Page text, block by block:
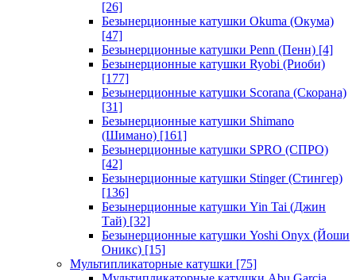
[26]
Безынерционные катушки Okuma (Окума)
[47]
Безынерционные катушки Penn (Пенн) [4]
Безынерционные катушки Ryobi (Риоби)
[177]
Безынерционные катушки Scorana (Скорана)
[31]
Безынерционные катушки Shimano
(Шимано) [161]
Безынерционные катушки SPRO (СПРО)
[42]
Безынерционные катушки Stinger (Стингер)
[136]
Безынерционные катушки Yin Tai (Джин
Тай) [32]
Безынерционные катушки Yoshi Onyx (Йоши
Оникс) [15]
Мультипликаторные катушки [75]